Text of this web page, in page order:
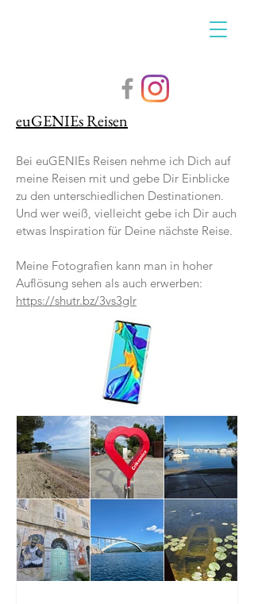
euGENIEs Reisen
Bei euGENIEs Reisen nehme ich Dich auf
meine Reisen mit und gebe Dir Einblicke
zu den unterschiedlichen Destinationen.
Und wer weiß, vielleicht gebe ich Dir auch
etwas Inspiration für Deine nächste Reise.
Meine Fotografien kann man in hoher
Auflösung sehen als auch erwerben:
https://shutr.bz/3vs3gIr